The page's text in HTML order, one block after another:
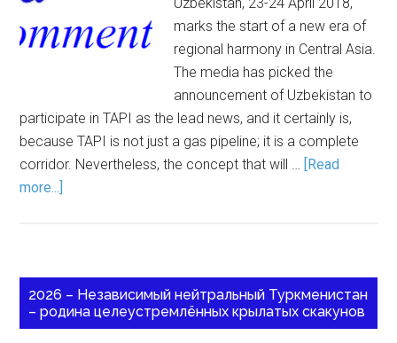
marks the start of a new era of
regional harmony in Central Asia.
The media has picked the
announcement of Uzbekistan to
participate in TAPI as the lead news, and it certainly is,
because TAPI is not just a gas pipeline; it is a complete
corridor. Nevertheless, the concept that will … [Read
more...]
2026 – Независимый нейтральный Туркменистан
– родина целеустремлённых крылатых скакунов